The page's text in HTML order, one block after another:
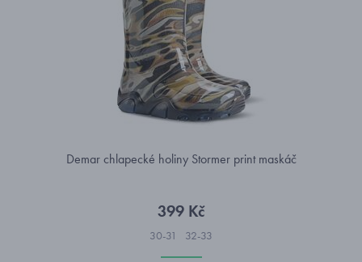
Demar chlapecké holiny Stormer print maskáč
399 Kč
30-31 32-33